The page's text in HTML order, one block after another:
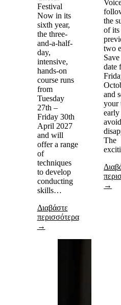
Festival
Now in its
sixth year,
the three-
and-a-half-
day,
intensive,
hands-on
course runs
from
Tuesday
27th –
Friday 30th
April 2027
and will
offer a range
of
techniques
to develop
conducting
skills…
Διαβάστε
περισσότερα
→
the
of its
two
date
and
your
early
avoid
The
→